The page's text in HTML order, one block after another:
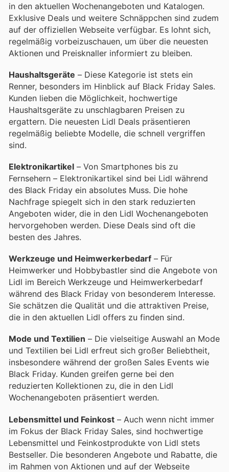
in den aktuellen Wochenangeboten und Katalogen.
Exklusive Deals und weitere Schnäppchen sind zudem
auf der offiziellen Webseite verfügbar. Es lohnt sich,
regelmäßig vorbeizuschauen, um über die neuesten
Aktionen und Preisknaller informiert zu bleiben.
Haushaltsgeräte – Diese Kategorie ist stets ein
Renner, besonders im Hinblick auf Black Friday Sales.
Kunden lieben die Möglichkeit, hochwertige
Haushaltsgeräte zu unschlagbaren Preisen zu
ergattern. Die neuesten Lidl Deals präsentieren
regelmäßig beliebte Modelle, die schnell vergriffen
sind.
Elektronikartikel – Von Smartphones bis zu
Fernsehern – Elektronikartikel sind bei Lidl während
des Black Friday ein absolutes Muss. Die hohe
Nachfrage spiegelt sich in den stark reduzierten
Angeboten wider, die in den Lidl Wochenangeboten
hervorgehoben werden. Diese Deals sind oft die
besten des Jahres.
Werkzeuge und Heimwerkerbedarf – Für
Heimwerker und Hobbybastler sind die Angebote von
Lidl im Bereich Werkzeuge und Heimwerkerbedarf
während des Black Friday von besonderem Interesse.
Sie schätzen die Qualität und die attraktiven Preise,
die in den aktuellen Lidl offers zu finden sind.
Mode und Textilien – Die vielseitige Auswahl an Mode
und Textilien bei Lidl erfreut sich großer Beliebtheit,
insbesondere während der großen Sales Events wie
Black Friday. Kunden greifen gerne bei den
reduzierten Kollektionen zu, die in den Lidl
Wochenangeboten präsentiert werden.
Lebensmittel und Feinkost – Auch wenn nicht immer
im Fokus der Black Friday Sales, sind hochwertige
Lebensmittel und Feinkostprodukte von Lidl stets
Bestseller. Die besonderen Angebote und Rabatte, die
im Rahmen von Aktionen und auf der Webseite